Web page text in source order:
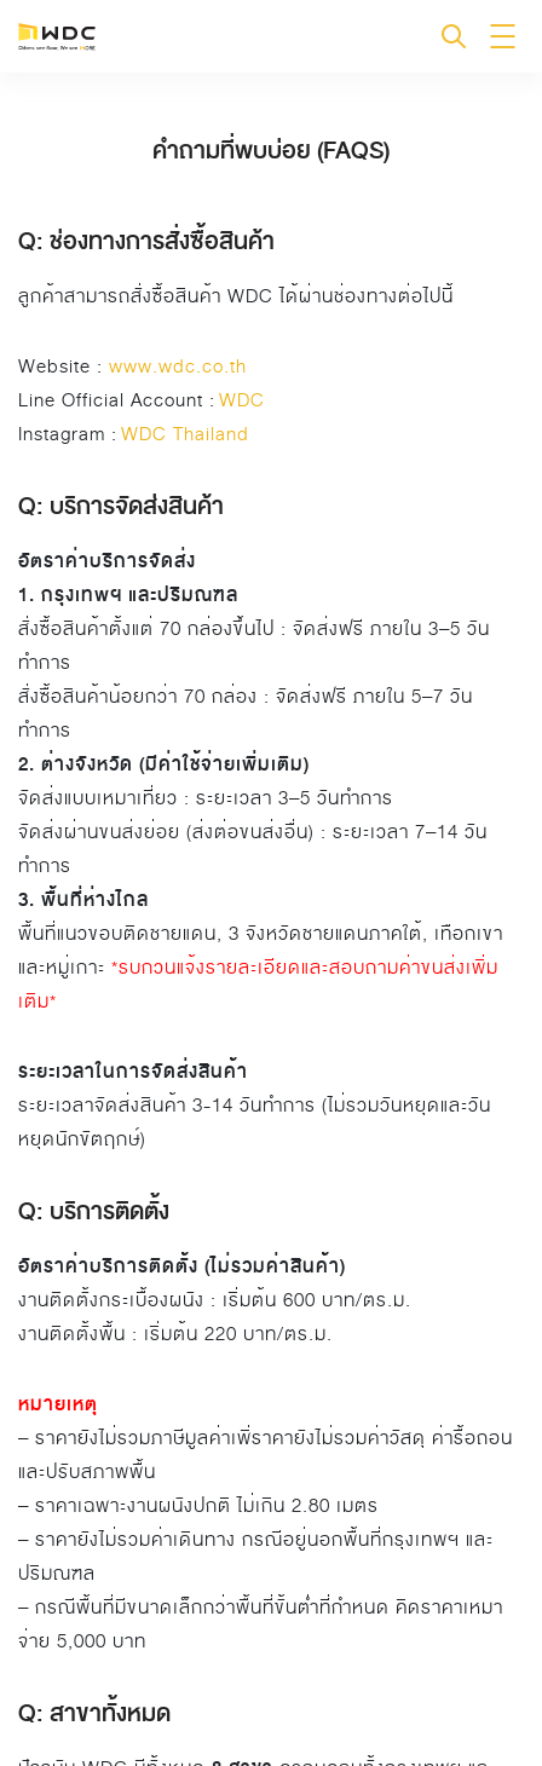
คำถามที่พบบ่อย (FAQS)
Q: ช่องทางการสั่งซื้อสินค้า
ลูกค้าสามารถสั่งซื้อสินค้า WDC ได้ผ่านช่องทางต่อไปนี้
Website : www.wdc.co.th
Line Official Account : WDC
Instagram : WDC Thailand
Q: บริการจัดส่งสินค้า
อัตราค่าบริการจัดส่ง
1. กรุงเทพฯ และปริมณฑล
สั่งซื้อสินค้าตั้งแต่ 70 กล่องขึ้นไป : จัดส่งฟรี ภายใน 3–5 วัน
ทำการ
สั่งซื้อสินค้าน้อยกว่า 70 กล่อง : จัดส่งฟรี ภายใน 5–7 วัน
ทำการ
2. ต่างจังหวัด (มีค่าใช้จ่ายเพิ่มเติม)
จัดส่งแบบเหมาเที่ยว : ระยะเวลา 3–5 วันทำการ
จัดส่งผ่านขนส่งย่อย (ส่งต่อขนส่งอื่น) : ระยะเวลา 7–14 วัน
ทำการ
3. พื้นที่ห่างไกล
พื้นที่แนวขอบติดชายแดน, 3 จังหวัดชายแดนภาคใต้, เทือกเขา
และหมู่เกาะ *รบกวนแจ้งรายละเอียดและสอบถามค่าขนส่งเพิ่ม
เติม*
ระยะเวลาในการจัดส่งสินค้า
ระยะเวลาจัดส่งสินค้า 3-14 วันทำการ (ไม่รวมวันหยุดและวัน
หยุดนักขัตฤกษ์)
Q: บริการติดตั้ง
อัตราค่าบริการติดตั้ง (ไม่รวมค่าสินค้า)
งานติดตั้งกระเบื้องผนัง : เริ่มต้น 600 บาท/ตร.ม.
งานติดตั้งพื้น : เริ่มต้น 220 บาท/ตร.ม.
หมายเหตุ
– ราคายังไม่รวมภาษีมูลค่าเพิ่ราคายังไม่รวมค่าวัสดุ ค่ารื้อถอน
และปรับสภาพพื้น
– ราคาเฉพาะงานผนังปกติ ไม่เกิน 2.80 เมตร
– ราคายังไม่รวมค่าเดินทาง กรณีอยู่นอกพื้นที่กรุงเทพฯ และ
ปริมณฑล
– กรณีพื้นที่มีขนาดเล็กกว่าพื้นที่ขั้นต่ำที่กำหนด คิดราคาเหมา
จ่าย 5,000 บาท
Q: สาขาทั้งหมด